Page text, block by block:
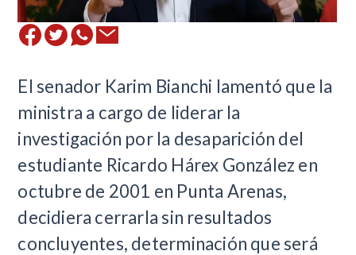
​El senador Karim Bianchi lamentó que la
ministra a cargo de liderar la
investigación por la desaparición del
estudiante Ricardo Hárex González en
octubre de 2001 en Punta Arenas,
decidiera cerrarla sin resultados
concluyentes, determinación que será